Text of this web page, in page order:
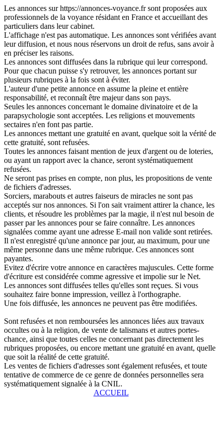
Les annonces sur https://annonces-voyance.fr sont proposées aux
professionnels de la voyance résidant en France et accueillant des
particuliers dans leur cabinet.
L'affichage n'est pas automatique. Les annonces sont vérifiées avant
leur diffusion, et nous nous réservons un droit de refus, sans avoir à
en préciser les raisons.
Les annonces sont diffusées dans la rubrique qui leur correspond.
Pour que chacun puisse s'y retrouver, les annonces portant sur
plusieurs rubriques à la fois sont à éviter.
L'auteur d'une petite annonce en assume la pleine et entière
responsabilité, et reconnaît être majeur dans son pays.
Seules les annonces concernant le domaine divinatoire et de la
parapsychologie sont acceptées. Les religions et mouvements
sectaires n'en font pas partie.
Les annonces mettant une gratuité en avant, quelque soit la vérité de
cette gratuité, sont refusées.
Toutes les annonces faisant mention de jeux d'argent ou de loteries,
ou ayant un rapport avec la chance, seront systématiquement
refusées.
Ne seront pas prises en compte, non plus, les propositions de vente
de fichiers d'adresses.
Sorciers, marabouts et autres faiseurs de miracles ne sont pas
acceptés sur nos annonces. Si l'on sait vraiment attirer la chance, les
clients, et résoudre les problèmes par la magie, il n'est nul besoin de
passer par les annonces pour se faire connaître. Les annonces
signalées comme ayant une adresse E-mail non valide sont retirées.
Il n'est enregistré qu'une annonce par jour, au maximum, pour une
même personne dans une même rubrique. Ces annonces sont
payantes.
Evitez d'écrire votre annonce en caractères majuscules. Cette forme
d'écriture est considérée comme agressive et impolie sur le Net.
Les annonces sont diffusées telles qu'elles sont reçues. Si vous
souhaitez faire bonne impression, veillez à l'orthographe.
Une fois diffusée, les annonces ne peuvent pas être modifiées.
Sont refusées et non remboursées les annonces liées aux travaux
occultes ou à la religion, de vente de talismans et autres portes-
chance, ainsi que toutes celles ne concernant pas directement les
rubriques proposées, ou encore mettant une gratuité en avant, quelle
que soit la réalité de cette gratuité.
Les ventes de fichiers d'adresses sont également refusées, et toute
tentative de commerce de ce genre de données personnelles sera
systématiquement signalée à la CNIL.
ACCUEIL